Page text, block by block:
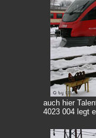
auch hier
4023 004 legt